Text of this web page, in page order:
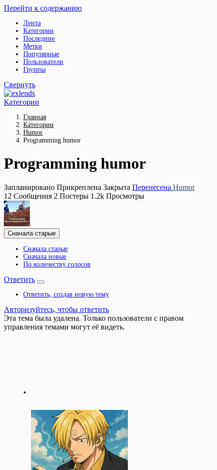
Перейти к содержанию
Лента
Категории
Последние
Метки
Популярные
Пользователи
Группы
Свернуть
Категории
Главная
Категории
Humor
Programming humor
Programming humor
Запланировано Прикреплена Закрыта Перенесена Humor
12 Сообщения 2 Постеры 1.2k Просмотры
Сначала старые
Сначала старые
Сначала новые
По количеству голосов
Ответить
Ответить, создав новую тему
Авторизуйтесь, чтобы ответить
Эта тема была удалена. Только пользователи с правом
управления темами могут её видеть.